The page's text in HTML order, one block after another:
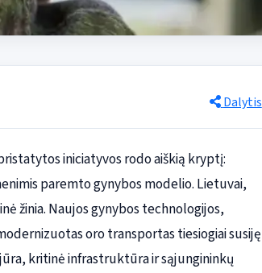
Dalytis
iniciatyvos rodo aiškią kryptį:
paremto gynybos modelio. Lietuvai,
žinia. Naujos gynybos technologijos,
oro transportas tiesiogiai susiję
kritinė infrastruktūra ir sąjungininkų